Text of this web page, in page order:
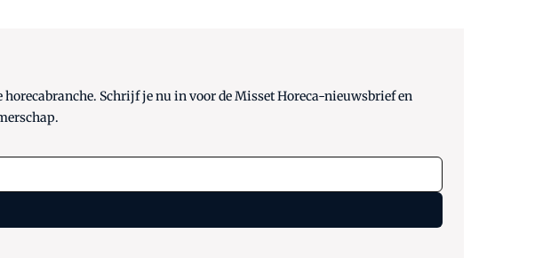
Schrijf je nu in voor de Misset Horeca-nieuwsbrief en